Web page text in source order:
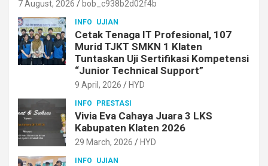
7 August, 2026 bob_c938b2d02f4b
INFO UJIAN
Cetak Tenaga IT Profesional, 107
Murid TJKT SMKN 1 Klaten
Tuntaskan Uji Sertifikasi Kompetensi
“Junior Technical Support”
9 April, 2026 HYD
INFO PRESTASI
Vivia Eva Cahaya Juara 3 LKS
Kabupaten Klaten 2026
29 March, 2026 HYD
INFO UJIAN